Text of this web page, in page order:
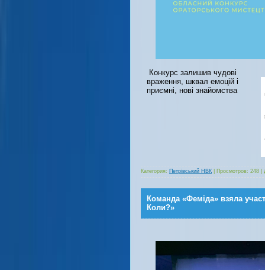
Конкурс залишив чудові
враження, шквал емоцій і
приємні, нові знайомства
Категория: Петрівський НВК Просмотров: 248
Команда «Феміда» взяла
Коли?»